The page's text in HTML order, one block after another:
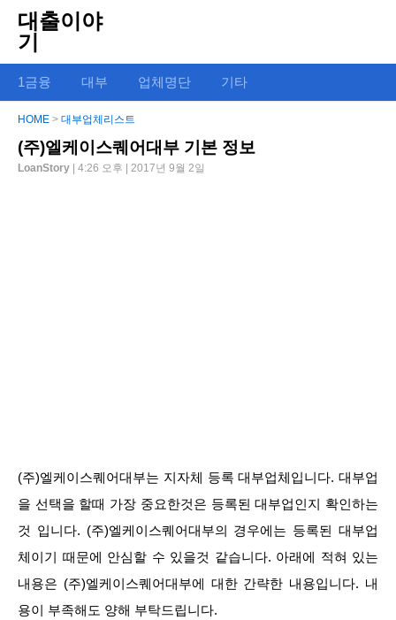
대출이야
기
1금융 대부 업체명단 기타
HOME > 대부업체리스트
(주)엘케이스퀘어대부 기본 정보
LoanStory | 4:26 오후 | 2017년 9월 2일
(주)엘케이스퀘어대부는 지자체 등록 대부업체입니다. 대부업
을 선택을 할때 가장 중요한것은 등록된 대부업인지 확인하는
것 입니다. (주)엘케이스퀘어대부의 경우에는 등록된 대부업
체이기 때문에 안심할 수 있을것 같습니다. 아래에 적혀 있는
내용은 (주)엘케이스퀘어대부에 대한 간략한 내용입니다. 내
용이 부족해도 양해 부탁드립니다.